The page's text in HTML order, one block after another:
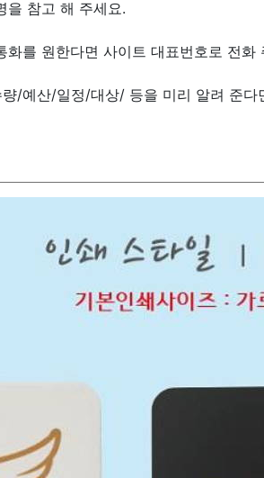
을 참고 해 주세요.
를 원한다면 사이트 대표번호로 전화
/예산/일정/대상/ 등을 미리 알려 준다